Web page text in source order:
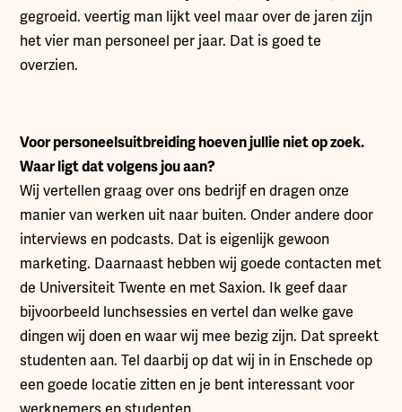
gegroeid. veertig man lijkt veel maar over de jaren zijn
het vier man personeel per jaar. Dat is goed te
overzien.
Voor personeelsuitbreiding hoeven jullie niet op zoek.
Waar ligt dat volgens jou aan?
Wij vertellen graag over ons bedrijf en dragen onze
manier van werken uit naar buiten. Onder andere door
interviews en podcasts. Dat is eigenlijk gewoon
marketing. Daarnaast hebben wij goede contacten met
de Universiteit Twente en met Saxion. Ik geef daar
bijvoorbeeld lunchsessies en vertel dan welke gave
dingen wij doen en waar wij mee bezig zijn. Dat spreekt
studenten aan. Tel daarbij op dat wij in in Enschede op
een goede locatie zitten en je bent interessant voor